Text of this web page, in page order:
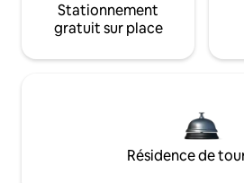
Stationnement
gratuit sur place
Résidence de